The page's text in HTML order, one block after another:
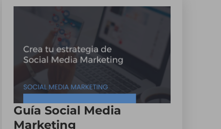
Guía Social Media
Marketing